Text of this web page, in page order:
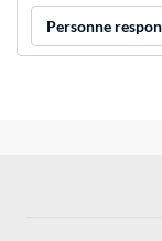
Personne